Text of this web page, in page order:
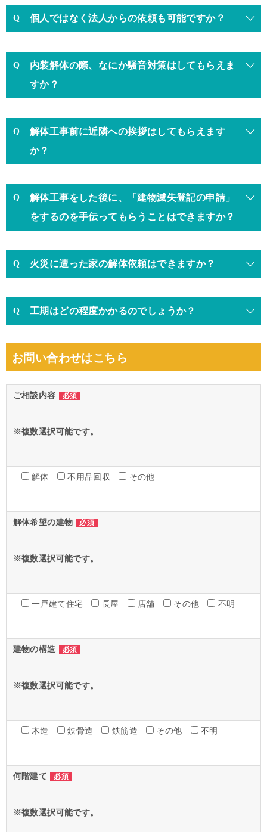
個人ではなく法人からの依頼も可能ですか？
内装解体の際、なにか騒音対策はしてもらえま
すか？
解体工事前に近隣への挨拶はしてもらえます
か？
解体工事をした後に、「建物滅失登記の申請」
をするのを手伝ってもらうことはできますか？
火災に遭った家の解体依頼はできますか？
工期はどの程度かかるのでしょうか？
お問い合わせはこちら
ご相談内容 必須
※複数選択可能です。
解体 不用品回収 その他
解体希望の建物 必須
※複数選択可能です。
一戸建て住宅 長屋 店舗 その他 不明
建物の構造 必須
※複数選択可能です。
木造 鉄骨造 鉄筋造 その他 不明
何階建て 必須
※複数選択可能です。